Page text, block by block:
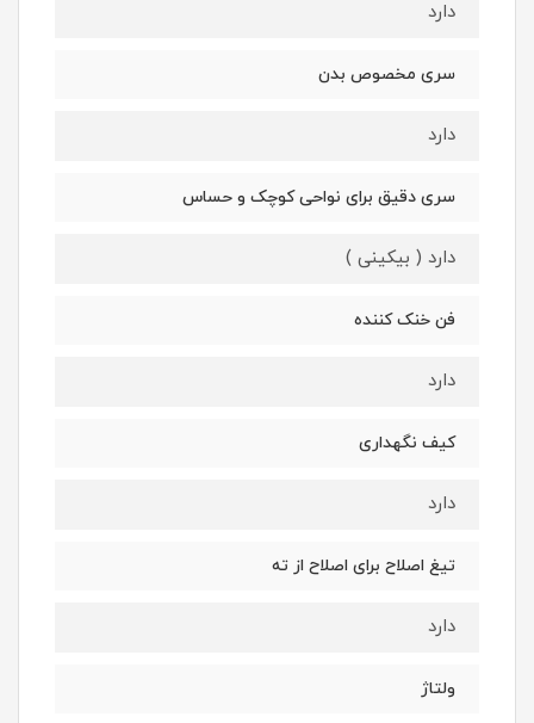
دارد
سری مخصوص بدن
دارد
سری دقیق برای نواحی کوچک و حساس
دارد ( بیکینی )
فن خنک کننده
دارد
کیف نگهداری
دارد
تیغ اصلاح برای اصلاح از ته
دارد
ولتاژ